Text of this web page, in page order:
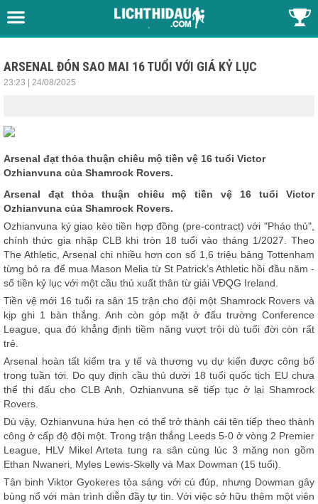
ARSENAL ĐÓN SAO MAI 16 TUỔI VỚI GIÁ KỶ LỤC
23:23 | 24/08/2025
Arsenal đạt thỏa thuận chiêu mộ tiền vệ 16 tuổi Victor
Ozhianvuna của Shamrock Rovers.
Arsenal đạt thỏa thuận chiêu mộ tiền vệ 16 tuổi Victor
Ozhianvuna của Shamrock Rovers.
Ozhianvuna ký giao kèo tiền hợp đồng (pre-contract) với "Pháo thủ",
chính thức gia nhập CLB khi tròn 18 tuổi vào tháng 1/2027. Theo
The Athletic, Arsenal chi nhiều hơn con số 1,6 triệu bảng Tottenham
từng bỏ ra để mua Mason Melia từ St Patrick’s Athletic hồi đầu năm -
số tiền kỷ lục với một cầu thủ xuất thân từ giải VĐQG Ireland.
Tiền vệ mới 16 tuổi ra sân 15 trận cho đội một Shamrock Rovers và
kịp ghi 1 bàn thắng. Anh còn góp mặt ở đấu trường Conference
League, qua đó khẳng định tiềm năng vượt trội dù tuổi đời còn rất
trẻ.
Arsenal hoàn tất kiểm tra y tế và thương vụ dự kiến được công bố
trong tuần tới. Do quy định cầu thủ dưới 18 tuổi quốc tịch EU chưa
thể thi đấu cho CLB Anh, Ozhianvuna sẽ tiếp tục ở lại Shamrock
Rovers.
Dù vậy, Ozhianvuna hứa hẹn có thể trở thành cái tên tiếp theo thành
công ở cấp độ đội một. Trong trận thắng Leeds 5-0 ở vòng 2 Premier
League, HLV Mikel Arteta tung ra sân cùng lúc 3 măng non gồm
Ethan Nwaneri, Myles Lewis-Skelly và Max Dowman (15 tuổi).
Tân binh Viktor Gyokeres tỏa sáng với cú đúp, nhưng Dowman gây
bùng nổ với màn trình diễn đầy tự tin. Với việc sở hữu thêm một viên